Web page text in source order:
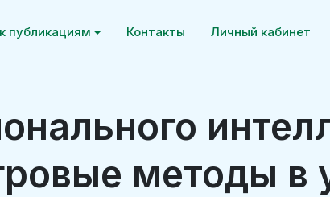
публикациям Контакты Личный кабинет
методы в